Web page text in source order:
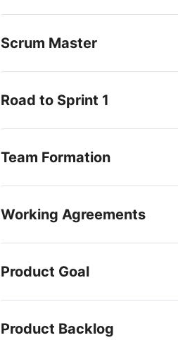
Scrum Master
Road to Sprint 1
Team Formation
Working Agreements
Product Goal
Product Backlog